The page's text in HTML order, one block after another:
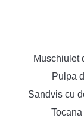
Muschiulet
Pulpa
Sandvis cu